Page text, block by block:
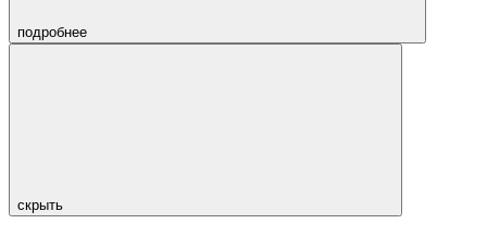
подробнее
скрыть